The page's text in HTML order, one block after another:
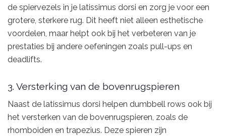
de spiervezels in je latissimus dorsi en zorg je voor een
grotere, sterkere rug. Dit heeft niet alleen esthetische
voordelen, maar helpt ook bij het verbeteren van je
prestaties bij andere oefeningen zoals pull-ups en
deadlifts.
3. Versterking van de bovenrugspieren
Naast de latissimus dorsi helpen dumbbell rows ook bij
het versterken van de bovenrugspieren, zoals de
rhomboiden en trapezius. Deze spieren zijn